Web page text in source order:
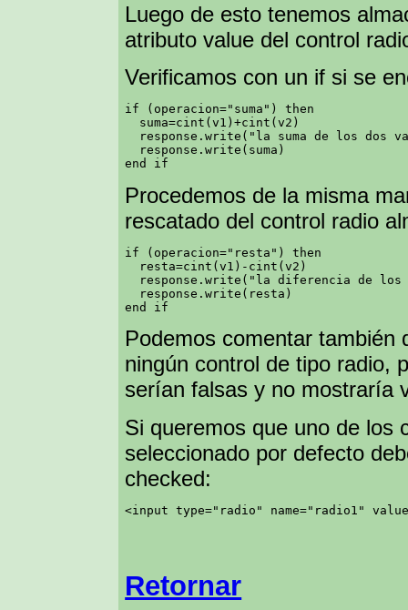
Luego de esto tenemos
atributo value del control
Verificamos con un if si se
if (operacion="suma") then
  suma=cint(v1)+cint(v2)
response.write("la suma de los dos
  response.write(suma)
Procedemos de la misma
rescatado del control radio
if (operacion="resta") then
  resta=cint(v1)-cint(v2)
response.write("la diferencia de los
  response.write(resta)
Podemos comentar también
ningún control de tipo radio,
serían falsas y no mostraría
Si queremos que uno de los
seleccionado por defecto
checked:
Retornar